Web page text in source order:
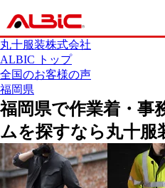
丸十服装株式会社
ALBIC トップ
全国のお客様の声
福岡県
福岡県で作業着・事
ムを探すなら丸十服